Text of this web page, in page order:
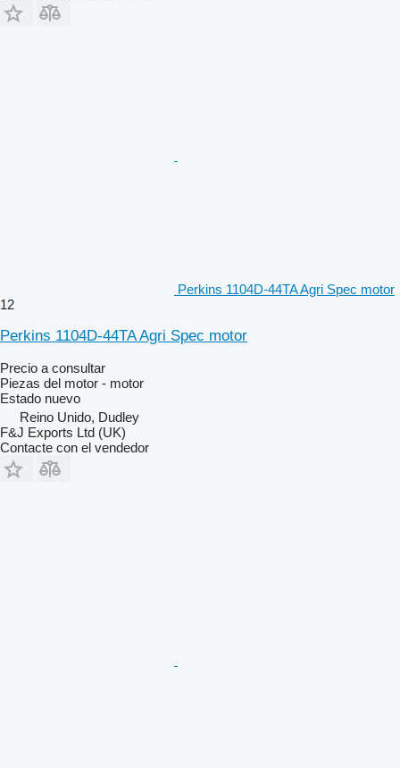
Perkins 1104D-44TA Agri Spec motor
12
Perkins 1104D-44TA Agri Spec motor
Precio a consultar
Piezas del motor - motor
Estado nuevo
Reino Unido, Dudley
F&J Exports Ltd (UK)
Contacte con el vendedor